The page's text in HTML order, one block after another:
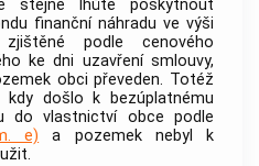
stejné lhůtě poskytnout
finanční náhradu ve výši
podle cenového
ke dni uzavření smlouvy,
obci převeden. Totéž
kdy došlo k bezúplatnému
do vlastnictví obce podle
e) a pozemek nebyl k